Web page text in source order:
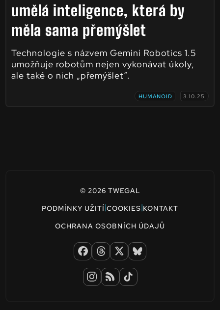
umělá inteligence, která by
měla sama přemýšlet
Technologie s názvem Gemini Robotics 1.5
umožňuje robotům nejen vykonávat úkoly,
ale také o nich „přemýšlet“.
HUMANOID 3.10.25
© 2026 TWEGAL
PODMÍNKY UŽITÍ|COOKIES|KONTAKT
OCHRANA OSOBNÍCH ÚDAJŮ